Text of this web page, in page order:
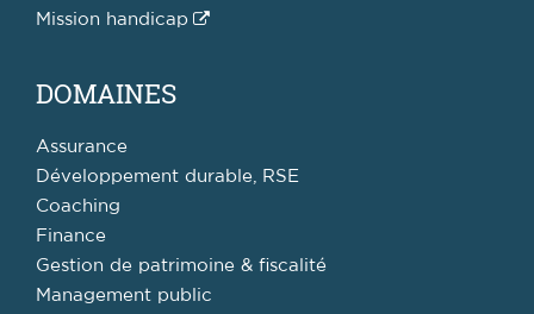
Mission handicap
DOMAINES
Assurance
Développement durable, RSE
Coaching
Finance
Gestion de patrimoine & fiscalité
Management public